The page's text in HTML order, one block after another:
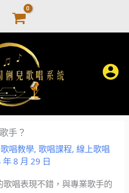
手？
歌唱教學,歌唱課程,線上歌唱
8 月 29 日
唱表現不錯，與專業歌手的